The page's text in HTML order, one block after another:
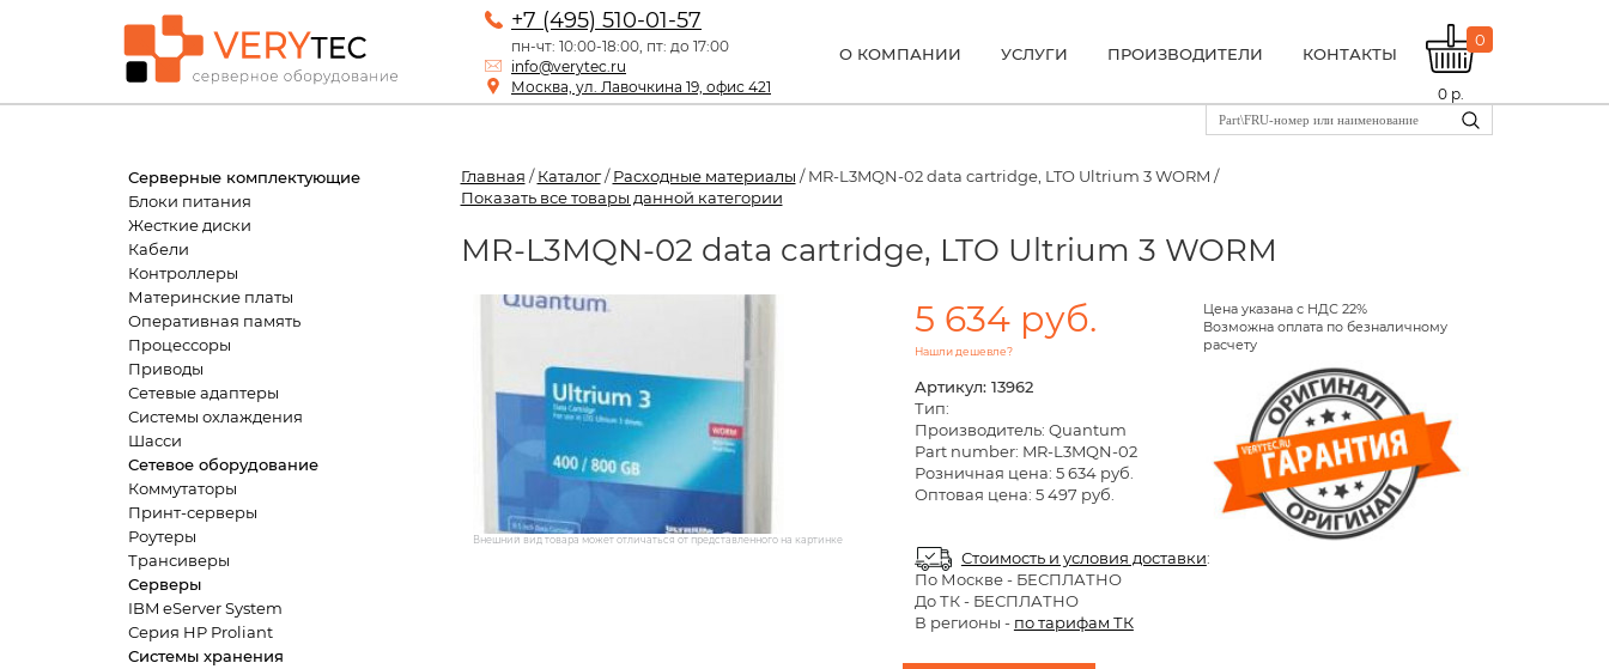
+7 (495) 510-01-57
пн-чт: 10:00-18:00, пт: до 17:00
info@verytec.ru
Москва, ул. Лавочкина 19, офис 421
О КОМПАНИИ УСЛУГИ ПРОИЗВОДИТЕЛИ КОНТАКТЫ
0
0 р.
Серверные комплектующие
Блоки питания
Жесткие диски
Кабели
Контроллеры
Материнские платы
Оперативная память
Процессоры
Приводы
Сетевые адаптеры
Системы охлаждения
Шасси
Сетевое оборудование
Коммутаторы
Принт-серверы
Роутеры
Трансиверы
Серверы
IBM eServer System
Серия HP Proliant
Системы хранения
Главная /Каталог/Расходные материалы / MR-L3MQN-02 data cartridge, LTO Ultrium 3 WORM /
Показать все товары данной категории
MR-L3MQN-02 data cartridge, LTO Ultrium 3 WORM
Внешний вид товара может отличаться от представленного на картинке
5 634 руб.
Нашли дешевле?
Цена указана с НДС 22%
Возможна оплата по безналичному
расчету
Артикул: 13962
Тип:
Производитель: Quantum
Part number: MR-L3MQN-02
Розничная цена: 5 634 руб.
Оптовая цена: 5 497 руб.
Стоимость и условия доставки:
По Москве- БЕСПЛАТНО
До ТК - БЕСПЛАТНО
В регионы - по тарифам ТК